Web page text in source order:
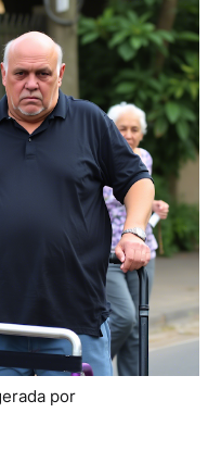
por